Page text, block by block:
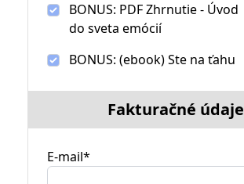
BONUS: PDF Zhrnutie - Úvod
do sveta emócií
BONUS: (ebook) Ste na ťahu
Fakturačné údaje
E-mail*